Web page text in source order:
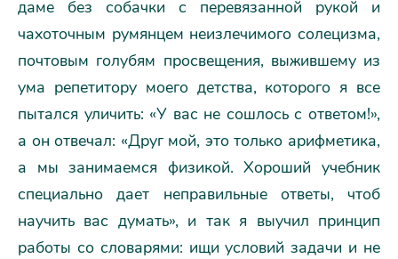
даме без собачки с перевязанной рукой и
чахоточным румянцем неизлечимого солецизма,
почтовым голубям просвещения, выжившему из
ума репетитору моего детства, которого я все
пытался уличить: «У вас не сошлось с ответом!»,
а он отвечал: «Друг мой, это только арифметика,
а мы занимаемся физикой. Хороший учебник
специально дает неправильные ответы, чтоб
научить вас думать», и так я выучил принцип
работы со словарями: ищи условий задачи и не